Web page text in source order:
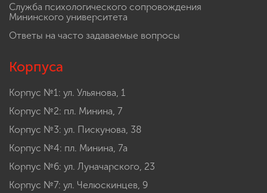
Служба психологического сопровождения
Мининского университета
Ответы на часто задаваемые вопросы
Корпуса
Корпус №1: ул. Ульянова, 1
Корпус №2: пл. Минина, 7
Корпус №3: ул. Пискунова, 38
Корпус №4: пл. Минина, 7а
Корпус №6: ул. Луначарского, 23
Корпус №7: ул. Челюскинцев, 9